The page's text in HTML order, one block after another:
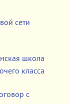
сети
школа
класса
с